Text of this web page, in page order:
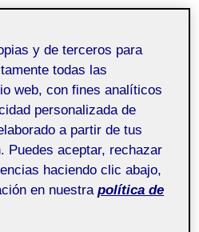
que abrieron este
La versión actual está
este año, es decir, lleva
activa (a día de hoy).
permite hacer lo que
aunque tanto yo como
mi entorno nos hemos
problemas de
y de terceros para
todas las
web, con fines analíticos
personalizada de
a partir de tus
Puedes aceptar, rechazar
haciendo clic abajo,
en nuestra política de